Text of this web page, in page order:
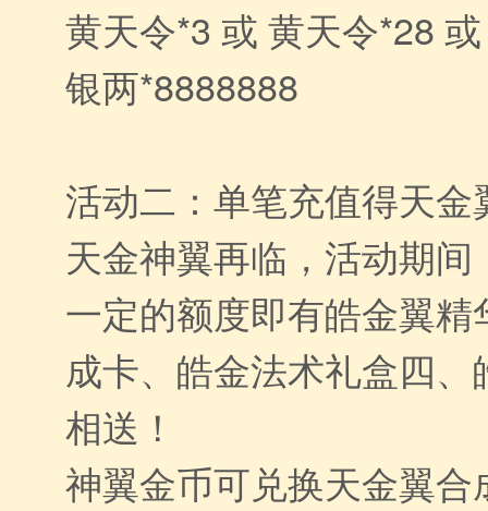
黄天令*3 或 黄天令*28
银两*8888888
活动二：单笔充值得天金
天金神翼再临，活动期
一定的额度即有皓金翼
成卡、皓金法术礼盒四
相送！
神翼金币可兑换天金翼